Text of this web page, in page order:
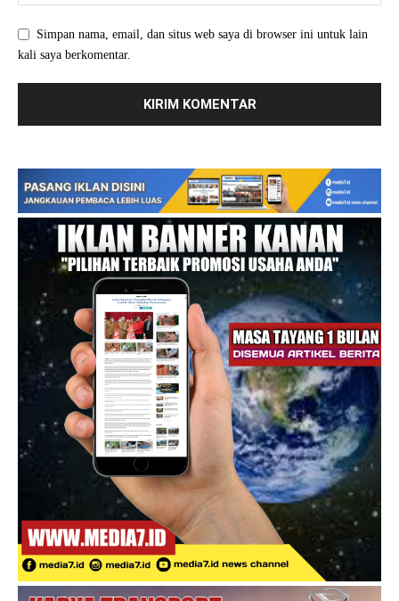
Simpan nama, email, dan situs web saya di browser ini untuk lain
kali saya berkomentar.